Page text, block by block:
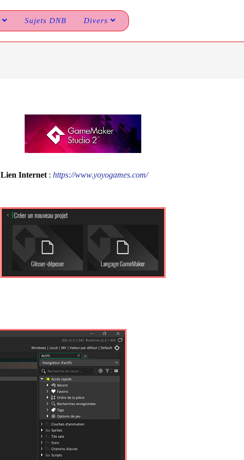
Sujets DNB Divers
Lien Internet: https://www.yoyogames.com/